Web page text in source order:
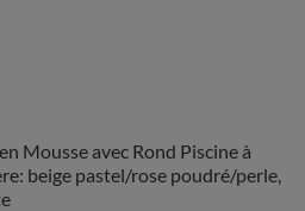
Mousse avec Rond Piscine à
beige pastel/rose poudré/perle,